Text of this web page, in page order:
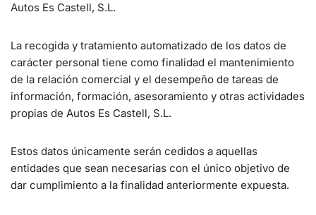
Autos Es Castell, S.L.
La recogida y tratamiento automatizado de los datos de
carácter personal tiene como finalidad el mantenimiento
de la relación comercial y el desempeño de tareas de
información, formación, asesoramiento y otras actividades
propias de Autos Es Castell, S.L.
Estos datos únicamente serán cedidos a aquellas
entidades que sean necesarias con el único objetivo de
dar cumplimiento a la finalidad anteriormente expuesta.